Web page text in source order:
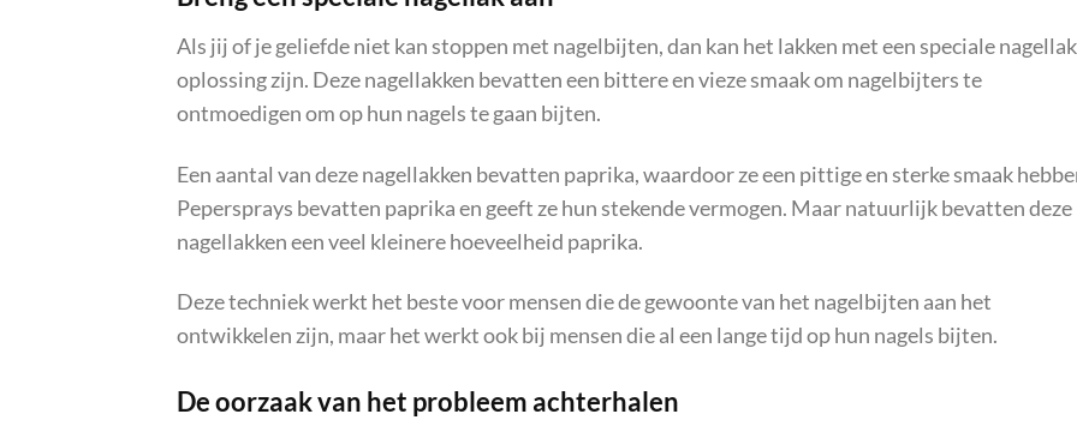
Als jij of je geliefde niet kan stoppen met nagelbijten, dan kan het lakken met een speciale
oplossing zijn. Deze nagellakken bevatten een bittere en vieze smaak om nagelbijters te
ontmoedigen om op hun nagels te gaan bijten.
Een aantal van deze nagellakken bevatten paprika, waardoor ze een pittige en sterke smaak
Pepersprays bevatten paprika en geeft ze hun stekende vermogen. Maar natuurlijk bevatten deze
nagellakken een veel kleinere hoeveelheid paprika.
Deze techniek werkt het beste voor mensen die de gewoonte van het nagelbijten aan het
ontwikkelen zijn, maar het werkt ook bij mensen die al een lange tijd op hun nagels bijten.
De oorzaak van het probleem achterhalen